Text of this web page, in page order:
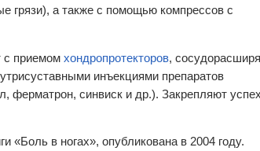
грязи), а также с помощью компрессов с
с приемом хондропротекторов,
инъекциями препаратов
ферматрон, синвиск и др.). Закрепляют
«Боль в ногах», опубликована в 2004 году.